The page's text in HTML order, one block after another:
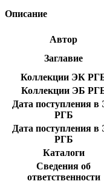
Описание
Автор
Заглавие
Коллекции ЭК
Коллекции ЭБ
Дата поступления в
РГБ
Дата поступления в
РГБ
Каталоги
Сведения об
ответственности